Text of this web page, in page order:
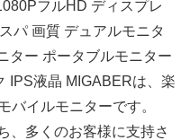
フルHD ディスプレ
パ 画質 デュアルモニタ
ター ポータブルモニター
IPS液晶 MIGABERは、楽
バイルモニターです。
、多くのお客様に支持さ